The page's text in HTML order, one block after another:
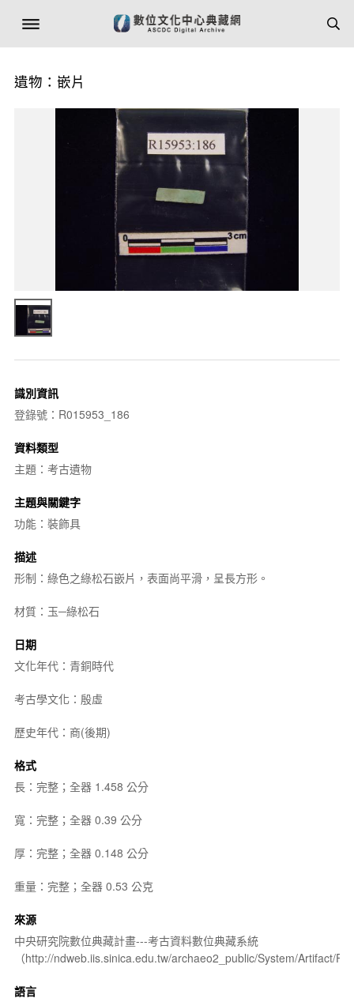
遺物：嵌片
識別資訊
登錄號：R015953_186
資料類型
主題：考古遺物
主題與關鍵字
功能：裝飾具
描述
形制：綠色之綠松石嵌片，表面尚平滑，呈長方形。
材質：玉─綠松石
日期
文化年代：青銅時代
考古學文化：殷虛
歷史年代：商(後期)
格式
長：完整；全器 1.458 公分
寬：完整；全器 0.39 公分
厚：完整；全器 0.148 公分
重量：完整；全器 0.53 公克
來源
中央研究院數位典藏計畫---考古資料數位典藏系統
（http://ndweb.iis.sinica.edu.tw/archaeo2_public/System/Artifact/
語言